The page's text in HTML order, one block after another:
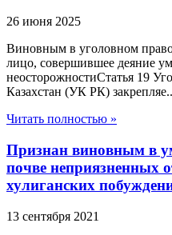
26 июня 2025
Виновным в уголовном
лицо, совершившее деяние
неосторожностиСтатья 19
Казахстан (УК РК)
Читать полностью »
Признан виновным в
почве неприязненных
хулиганских
13 сентября 2021